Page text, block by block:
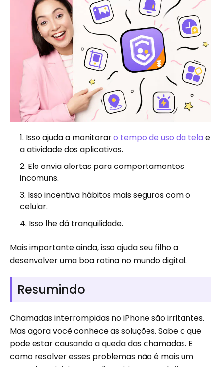
Isso ajuda a monitoraro tempo de uso da tela e
a atividade dos aplicativos.
Ele envia alertas para comportamentos
incomuns.
Isso incentiva hábitos mais seguros com o
celular.
Isso lhe dá tranquilidade.
Mais importante ainda, isso ajuda seu filho a
desenvolver uma boa rotina no mundo digital.
Resumindo
Chamadas interrompidas no iPhone são irritantes.
Mas agora você conhece as soluções. Sabe o que
pode estar causando a queda das chamadas. E
como resolver esses problemas não é mais um